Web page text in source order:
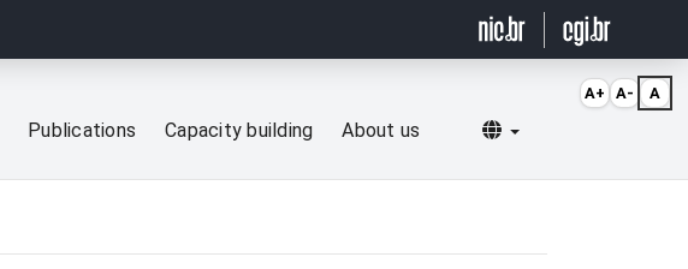
Publications Capacity building About us Selecionar idioma
A+ A- A